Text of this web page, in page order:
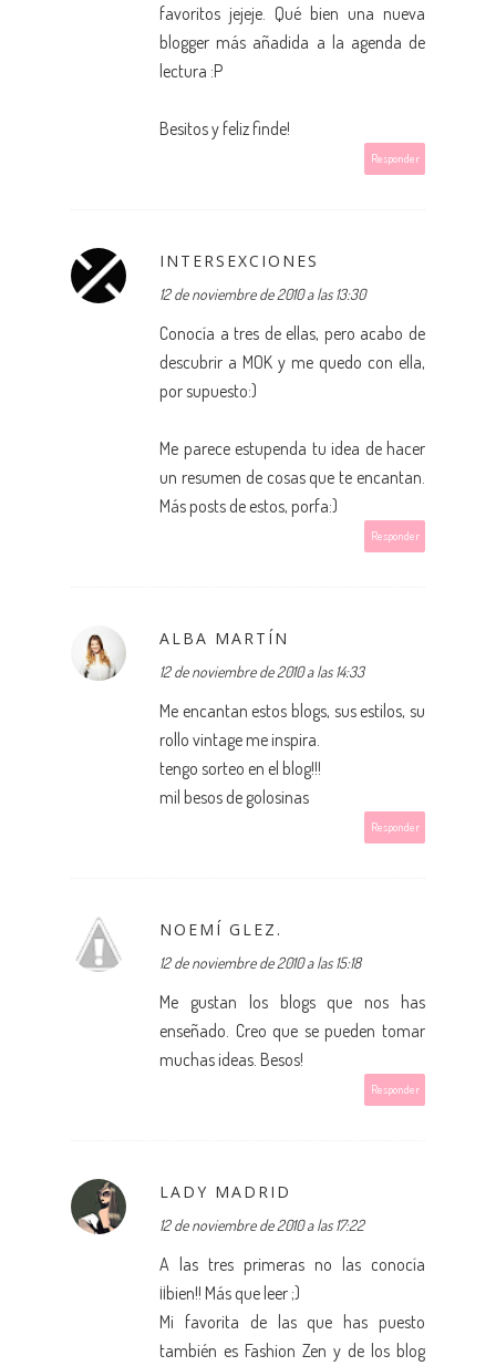
favoritos jejeje. Qué bien una nueva
blogger más añadida a la agenda de
lectura :P
Besitos y feliz finde!
Responder
INTERSEXCIONES
12 de noviembre de 2010 a las 13:30
Conocía a tres de ellas, pero acabo de
descubrir a MOK y me quedo con ella,
por supuesto:)
Me parece estupenda tu idea de hacer
un resumen de cosas que te encantan.
Más posts de estos, porfa:)
Responder
ALBA MARTÍN
12 de noviembre de 2010 a las 14:33
Me encantan estos blogs, sus estilos, su
rollo vintage me inspira.
tengo sorteo en el blog!!!
mil besos de golosinas
Responder
NOEMÍ GLEZ.
12 de noviembre de 2010 a las 15:18
Me gustan los blogs que nos has
enseñado. Creo que se pueden tomar
muchas ideas. Besos!
Responder
LADY MADRID
12 de noviembre de 2010 a las 17:22
A las tres primeras no las conocía
¡¡bien!! Más que leer ;)
Mi favorita de las que has puesto
también es Fashion Zen y de los blog